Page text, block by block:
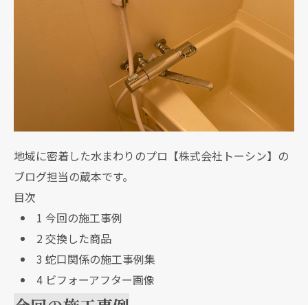
地域に密着した水まわりのプロ【株式会社トーシン】の
ブログ担当の蔵本です。
目次
1 今回の施工事例
2交換した商品
3 蛇口関係の施工事例集
4ビフォーアフター画像